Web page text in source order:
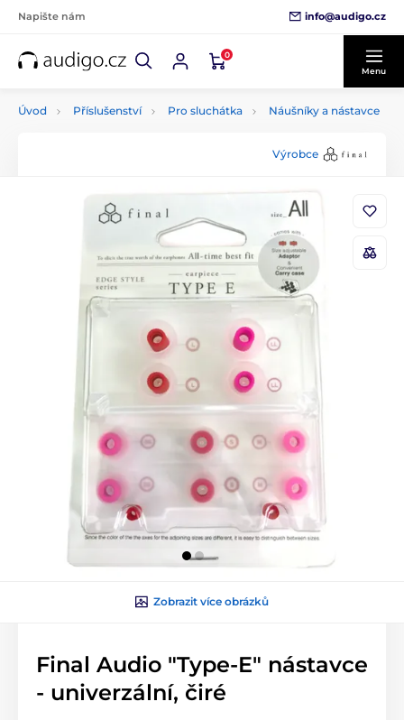
Napište nám info@audigo.cz
0
Menu
Úvod Příslušenství Pro sluchátka Náušníky a nástavce
Výrobce
Zobrazit více obrázků
Final Audio "Type-E" nástavce
- univerzální, čiré